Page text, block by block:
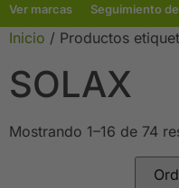
Ver marcas Seguimiento
Inicio / Productos
SOLAX
Mostrando 1–16 de 74